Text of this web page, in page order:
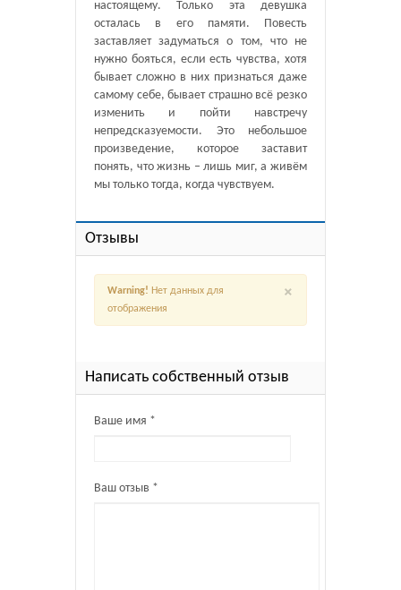
настоящему. Только эта девушка
осталась в его памяти. Повесть
заставляет задуматься о том, что не
нужно бояться, если есть чувства, хотя
бывает сложно в них признаться даже
самому себе, бывает страшно всё резко
изменить и пойти навстречу
непредсказуемости. Это небольшое
произведение, которое заставит
понять, что жизнь – лишь миг, а живём
мы только тогда, когда чувствуем.
Отзывы
×
Warning! Нет данных для
отображения
Написать собственный отзыв
Ваше имя *
Ваш отзыв *